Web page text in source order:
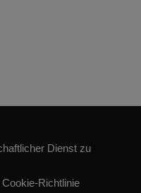
Dienst zu
Richtlinie